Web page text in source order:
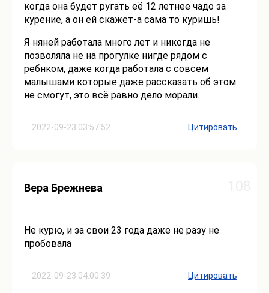
2022-09-23 03:57:52
когда она будет ругать её 12 летнее чадо за
курение, а он ей скажет-а сама то куришь!
Я няней работала много лет и никогда не
позволяла не на прогулке нигде рядом с
ребнком, даже когда работала с совсем
малышами которые даже рассказать об этом
не смогут, это всё равно дело морали.
Цитировать
2022-09-23 04:00:39
Вера Брежнева
Не курю, и за свои 23 года даже не разу не
пробовала
Цитировать